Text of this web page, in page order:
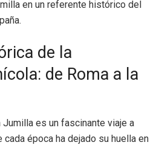
en un referente histórico del
de la
de Roma a la
es un fascinante viaje a
época ha dejado su huella en